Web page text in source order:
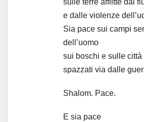
sulle terre afflitte dai
e dalle violenze
Sia pace sui campi
dell’uomo
sui boschi e sulle città
spazzati via dalle
Shalom. Pace.
E sia pace